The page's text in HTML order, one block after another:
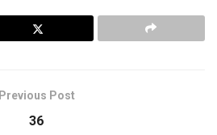
Previous Post
36